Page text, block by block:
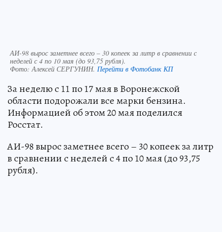
АИ-98 вырос заметнее всего – 30 копеек за литр в сравнении с
неделей с 4 по 10 мая (до 93,75 рубля).
Фото:Алексей СЕРГУНИН. Перейти в Фотобанк КП
За неделю с 11 по 17 мая в Воронежской
области подорожали все марки бензина.
Информацией об этом 20 мая поделился
Росстат.
АИ-98 вырос заметнее всего – 30 копеек за литр
в сравнении с неделей с 4 по 10 мая (до 93,75
рубля).